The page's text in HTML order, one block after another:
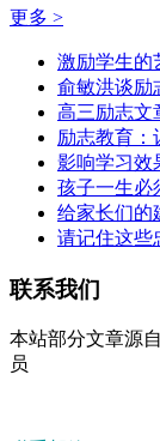
更多 >
激励学生的
俞敏洪谈励
高三励志文
励志教育：
影响学习效
孩子一生必
给家长们的
请记住这些
联系我们
本站部分文章源
员